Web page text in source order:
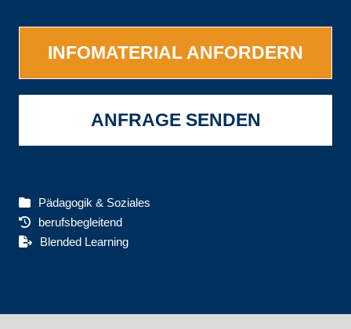
INFOMATERIAL ANFORDERN
ANFRAGE SENDEN
Pädagogik & Soziales
berufsbegleitend
Blended Learning